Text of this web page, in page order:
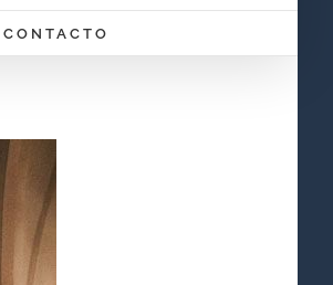
CONTACTO